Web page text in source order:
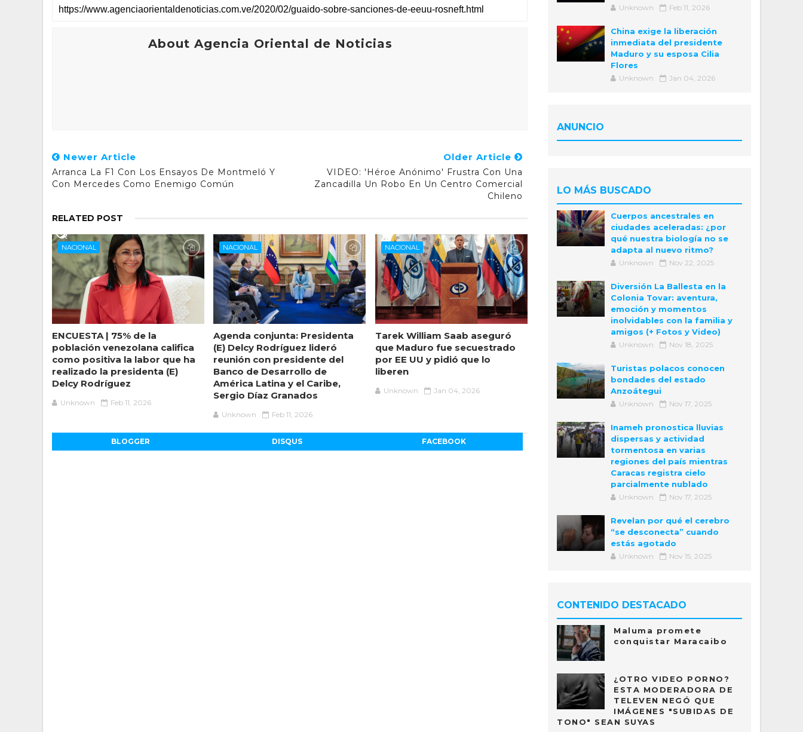
e
i
About Agencia Oriental de Noticias
Newer Article
Arranca La F1 Con Los Ensayos De Montmeló Y
Con Mercedes Como Enemigo Común
Older Article
VIDEO: 'Héroe Anónimo' Frustra Con Una
Zancadilla Un Robo En Un Centro Comercial
Chileno
RELATED POST
NACIONAL
ENCUESTA | 75% de la
población venezolana califica
como positiva la labor que ha
realizado la presidenta (E)
Delcy Rodríguez
Unknown Feb 11, 2026
NACIONAL
Agenda conjunta: Presidenta
(E) Delcy Rodríguez lideró
reunión con presidente del
Banco de Desarrollo de
América Latina y el Caribe,
Sergio Díaz Granados
Unknown Feb 11, 2026
NACIONAL
Tarek William Saab aseguró
que Maduro fue secuestrado
por EE UU y pidió que lo
liberen
Unknown Jan 04, 2026
BLOGGER DISQUS FACEBOOK
Unknown Feb 11, 2026
China exige la liberación
inmediata del presidente
Maduro y su esposa Cilia
Flores
Unknown Jan 04, 2026
ANUNCIO
LO MÁS BUSCADO
Cuerpos ancestrales en
ciudades aceleradas: ¿por
qué nuestra biología no se
adapta al nuevo ritmo?
Unknown Nov 22, 2025
Diversión La Ballesta en la
Colonia Tovar: aventura,
emoción y momentos
inolvidables con la familia y
amigos (+ Fotos y Video)
Unknown Nov 18, 2025
Turistas polacos conocen
bondades del estado
Anzoátegui
Unknown Nov 17, 2025
Inameh pronostica lluvias
dispersas y actividad
tormentosa en varias
regiones del país mientras
Caracas registra cielo
parcialmente nublado
Unknown Nov 17, 2025
Revelan por qué el cerebro
“se desconecta” cuando
estás agotado
Unknown Nov 15, 2025
CONTENIDO DESTACADO
Maluma promete
conquistar Maracaibo
¿OTRO VIDEO PORNO?
ESTA MODERADORA DE
TELEVEN NEGÓ QUE
IMÁGENES "SUBIDAS DE
TONO" SEAN SUYAS